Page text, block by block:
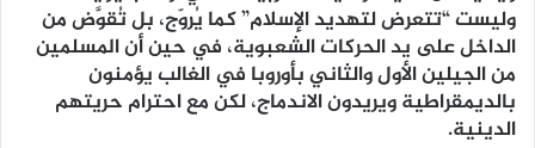
وليست “تتعرض لتهديد الإسلام” كما يُروّج، بل تُقوَّض من
الداخل على يد الحركات الشعبوية، في حين أن المسلمين
من الجيلين الأول والثاني بأوروبا في الغالب يؤمنون
بالديمقراطية ويريدون الاندماج، لكن مع احترام حريتهم
الدينية.